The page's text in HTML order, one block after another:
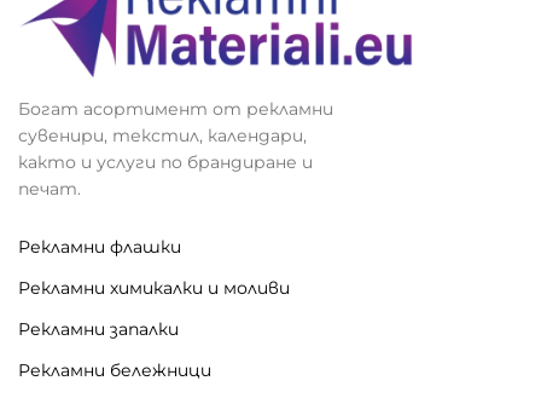
Богат асортимент от рекламни
сувенири, текстил, календари,
както и услуги по брандиране и
печат.
Рекламни флашки
Рекламни химикалки и моливи
Рекламни запалки
Рекламни бележници